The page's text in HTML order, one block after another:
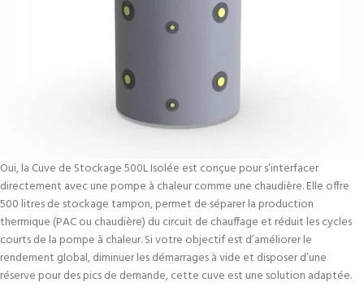
Oui, la Cuve de Stockage 500L Isolée est conçue pour s’interfacer
directement avec une pompe à chaleur comme une chaudière. Elle offre
500 litres de stockage tampon, permet de séparer la production
thermique (PAC ou chaudière) du circuit de chauffage et réduit les cycles
courts de la pompe à chaleur. Si votre objectif est d’améliorer le
rendement global, diminuer les démarrages à vide et disposer d’une
réserve pour des pics de demande, cette cuve est une solution adaptée.